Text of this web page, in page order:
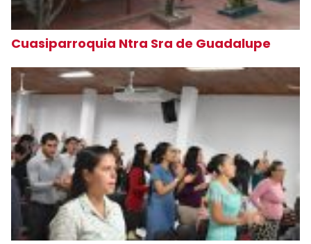
Cuasiparroquia Ntra Sra de Guadalupe